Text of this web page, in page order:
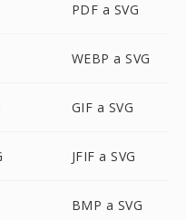
PDF a SVG
WEBP a SVG
GIF a SVG
JFIF a SVG
BMP a SVG